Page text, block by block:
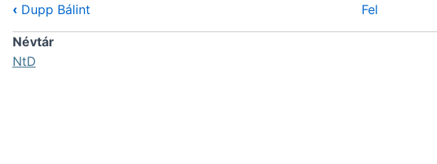
‹Dupp Bálint Fel
Névtár
NtD